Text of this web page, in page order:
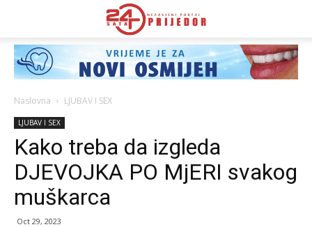
Naslovna LJUBAV I SEX
LJUBAV I SEX
Kako treba da izgleda
DJEVOJKA PO MjERI svakog
muškarca
Oct 29, 2023